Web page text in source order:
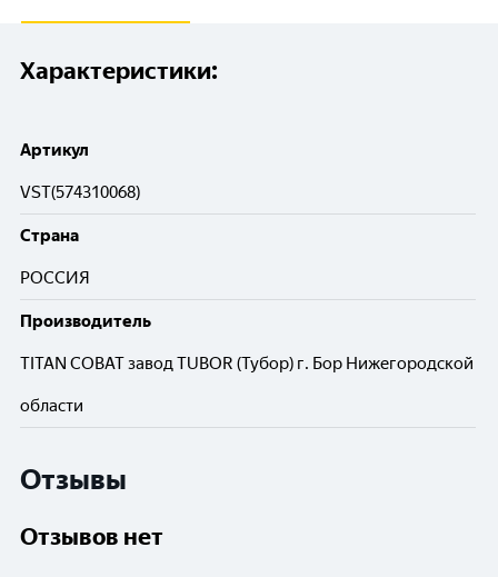
Характеристики:
Артикул
VST(574310068)
Cтрана
РОССИЯ
Производитель
TITAN COBAT завод TUBOR (Тубор) г. Бор Нижегородской
области
Отзывы
Отзывов нет